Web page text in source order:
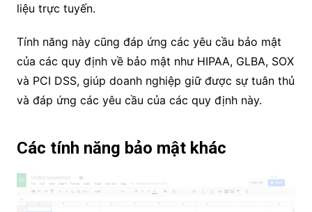
liệu trực tuyến.
Tính năng này cũng đáp ứng các yêu cầu bảo mật
của các quy định về bảo mật như HIPAA, GLBA, SOX
và PCI DSS, giúp doanh nghiệp giữ được sự tuân thủ
và đáp ứng các yêu cầu của các quy định này.
Các tính năng bảo mật khác